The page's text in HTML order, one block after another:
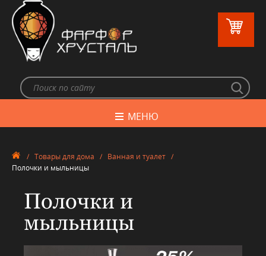
МЕНЮ
/ Товары для дома / Ванная и туалет /
Полочки и мыльницы
Полочки и
мыльницы